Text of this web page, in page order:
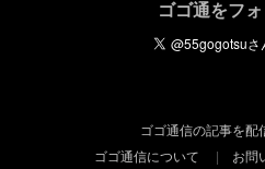
ゴゴ通をフ
ゴゴ通信の記事を配
ゴゴ通信について
お問